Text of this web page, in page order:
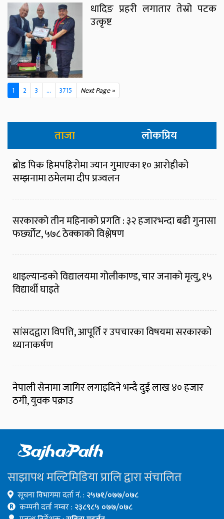
धादिङ प्रहरी लगातार तेस्रो पटक
उत्कृष्ट
1 2 3 ... 3715 Next Page »
ताजा लोकप्रिय
ब्रोड पिक हिमपहिरोमा ज्यान गुमाएका १० आरोहीको
सम्झनामा ठमेलमा दीप प्रज्वलन
सरकारको तीन महिनाको प्रगति : ३२ हजारभन्दा बढी गुनासा
फर्छ्योट, ५७८ ठेक्काको विश्लेषण
थाइल्यान्डको विद्यालयमा गोलीकाण्ड, चार जनाको मृत्यु, १५
विद्यार्थी घाइते
सांसदद्वारा विपत्ति, आपूर्ति र उपचारका विषयमा सरकारको
ध्यानाकर्षण
नेपाली सेनामा जागिर लगाइदिने भन्दै दुई लाख ४० हजार
ठगी, युवक पक्राउ
साझापथ मल्टिमिडिया प्रालि द्वारा संचालित
सूचना विभागमा दर्ता नं. : २५७१/०७७/०७८
कम्पनी दर्ता नम्बर : २३८९८५ ०७७/०७८